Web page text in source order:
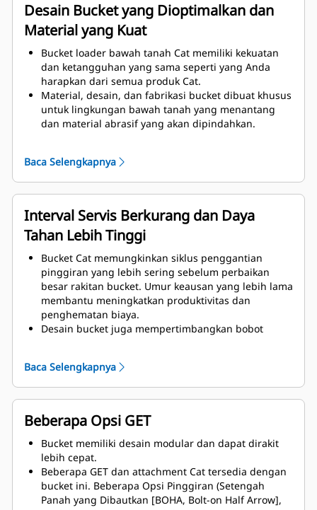
Desain Bucket yang Dioptimalkan dan
Material yang Kuat
Bucket loader bawah tanah Cat memiliki kekuatan
dan ketangguhan yang sama seperti yang Anda
harapkan dari semua produk Cat.
Material, desain, dan fabrikasi bucket dibuat khusus
untuk lingkungan bawah tanah yang menantang
dan material abrasif yang akan dipindahkan.
peningkatan rigiditas pada rakitan bucket, sehingga
membantu pemasangan dan pelepasan pinggiran.
Material dengan grade lebih tinggi digunakan
untuk komponen rakitan bucket.
Baca Selengkapnya
Interval Servis Berkurang dan Daya
Tahan Lebih Tinggi
Bucket Cat memungkinkan siklus penggantian
pinggiran yang lebih sering sebelum perbaikan
besar rakitan bucket. Umur keausan yang lebih lama
membantu meningkatkan produktivitas dan
penghematan biaya.
Desain bucket juga mempertimbangkan bobot
peningkatan kinerja alat berat secara keseluruhan.
GET Cat juga menawarkan keuntungan yang sangat
kompetitif.
Baca Selengkapnya
Beberapa Opsi GET
Bucket memiliki desain modular dan dapat dirakit
lebih cepat.
Beberapa GET dan attachment Cat tersedia dengan
bucket ini. Beberapa Opsi Pinggiran (Setengah
Panah yang Dibautkan [BOHA, Bolt-on Half Arrow],